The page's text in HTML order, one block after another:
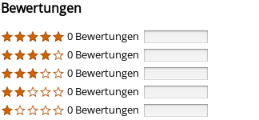
Bewertungen
0 Bewertungen
0 Bewertungen
0 Bewertungen
0 Bewertungen
0 Bewertungen